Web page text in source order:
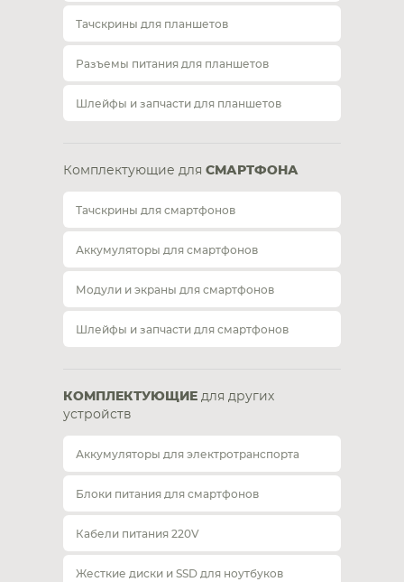
Тачскрины для планшетов
Разъемы питания для планшетов
Шлейфы и запчасти для планшетов
Комплектующие для СМАРТФОНА
Тачскрины для смартфонов
Аккумуляторы для смартфонов
Модули и экраны для смартфонов
Шлейфы и запчасти для смартфонов
КОМПЛЕКТУЮЩИЕ для других
устройств
Аккумуляторы для электротранспорта
Блоки питания для смартфонов
Кабели питания 220V
Жесткие диски и SSD для ноутбуков